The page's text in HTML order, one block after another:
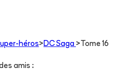
héros> DC Saga > Tome 16
amis :